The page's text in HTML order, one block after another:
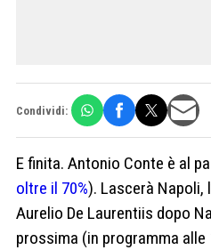
Condividi:
E finita. Antonio Conte è al
oltre il 70%). Lascerà Napoli,
Aurelio De Laurentiis dopo
prossima (in programma alle